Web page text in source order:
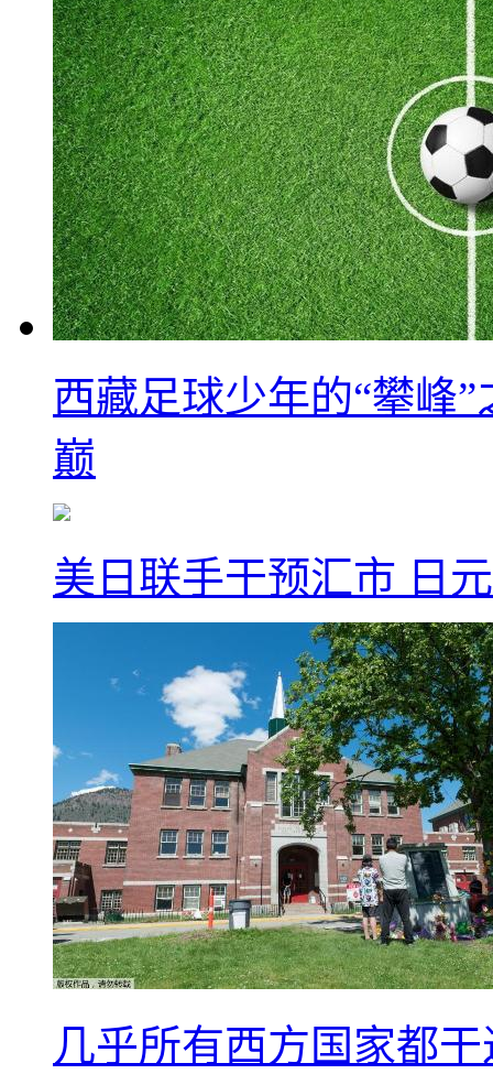
西藏足球少年的“攀峰
巅
美日联手干预汇市 日
几乎所有西方国家都